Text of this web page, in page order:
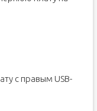
с правым USB-